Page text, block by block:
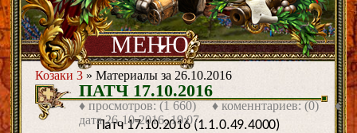
МЕНЮ:
Козаки 3 » Материалы за 26.10.2016
ПАТЧ 17.10.2016
♦ просмотров: (1 660) ♦ коменнтариев: (0) ♦
дата26-10-2016, 19:07
Патч 17.10.2016 (1.1.0.49.4000)